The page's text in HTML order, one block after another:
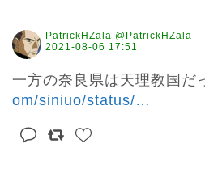
PatrickHZala @PatrickHZala
2021-08-06 17:51
一方の奈良県は天理教国だ
om/siniuo/status/…